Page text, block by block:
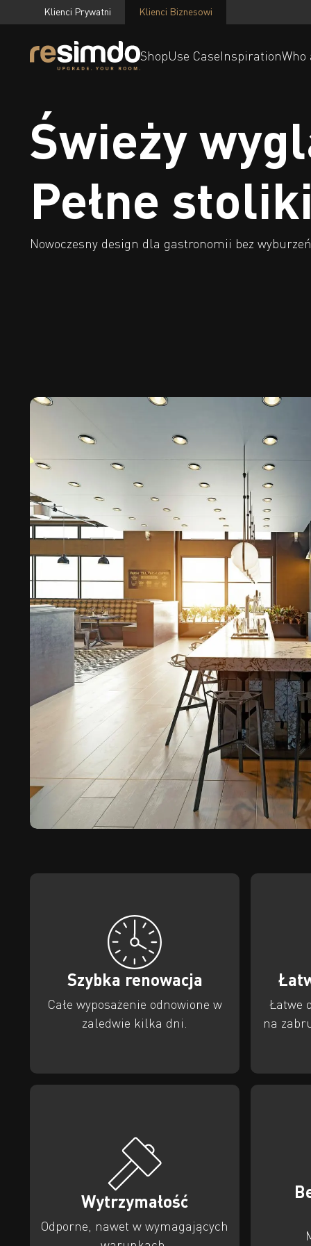
Klienci Prywatni Klienci Biznesowi
ShopUse CaseInspirationWho
Świeży
Pełne
Nowoczesny design dla gastronomii bez wyburzeń
Szybka renowacja
Całe wyposażenie odnowione w
zaledwie kilka dni.
Łatwe
na
Wytrzymałość
Odporne, nawet w wymagających